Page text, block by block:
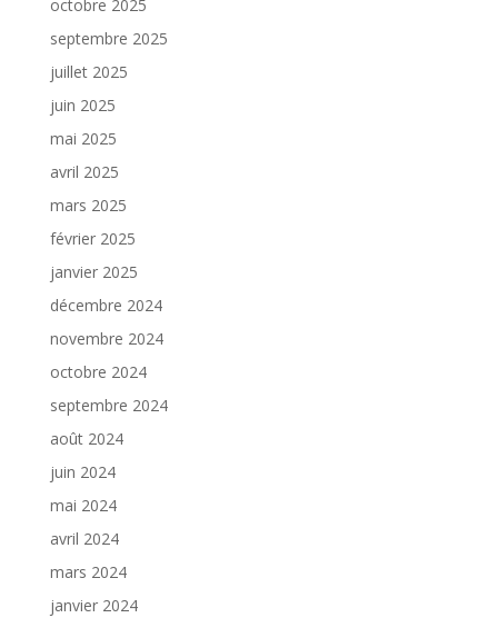
octobre 2025
septembre 2025
juillet 2025
juin 2025
mai 2025
avril 2025
mars 2025
février 2025
janvier 2025
décembre 2024
novembre 2024
octobre 2024
septembre 2024
août 2024
juin 2024
mai 2024
avril 2024
mars 2024
janvier 2024